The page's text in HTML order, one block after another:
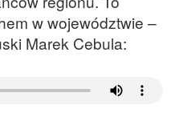
w województwie –
Marek Cebula: